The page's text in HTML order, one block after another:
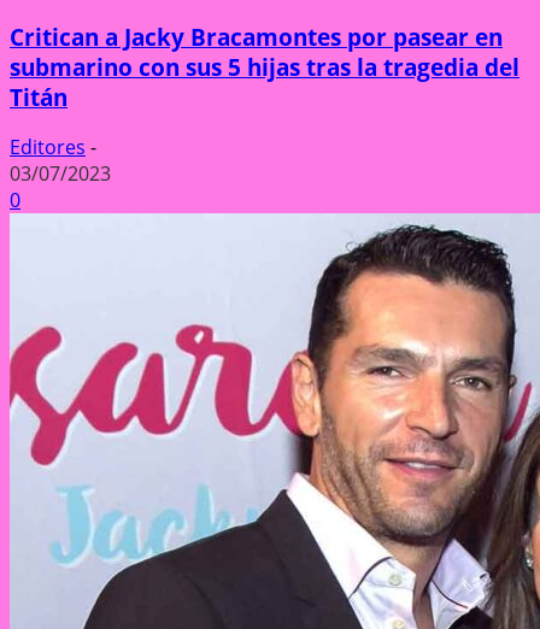
Critican a Jacky Bracamontes por pasear en
submarino con sus 5 hijas tras la tragedia del
Titán
Editores -
03/07/2023
0